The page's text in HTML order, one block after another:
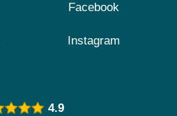
Facebook
Instagram
4.9